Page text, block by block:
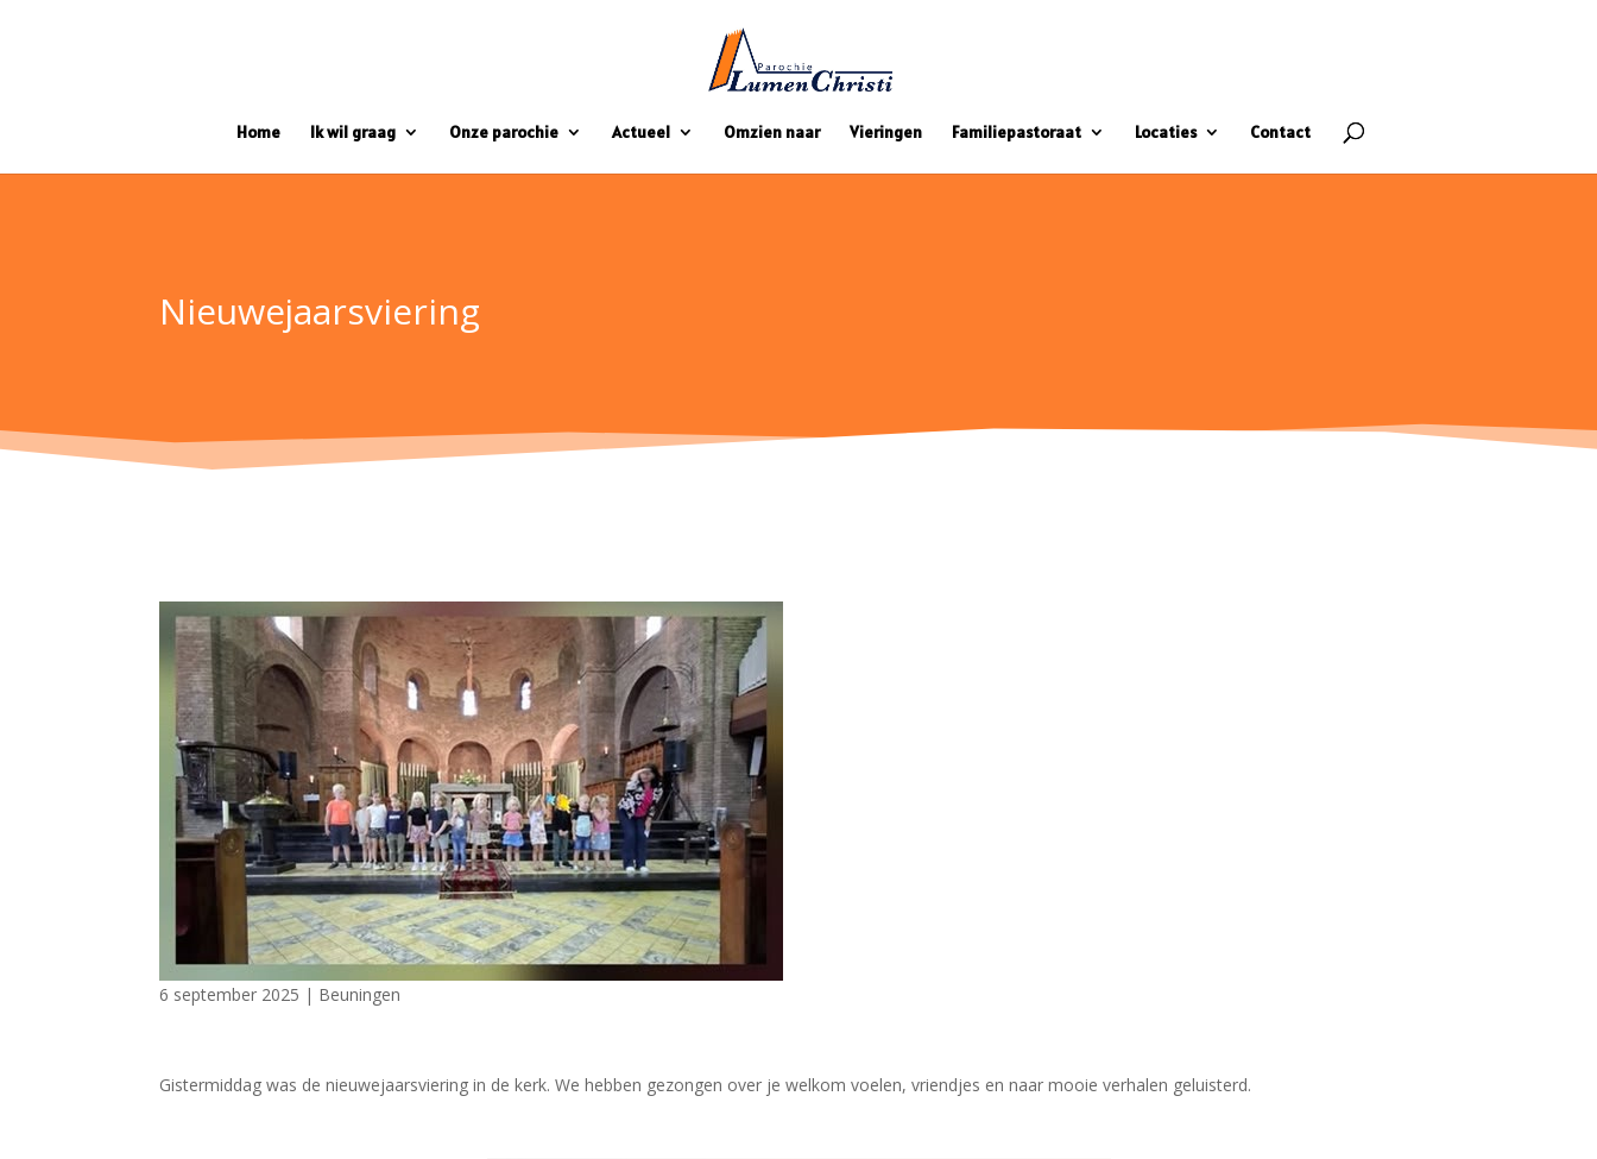
Home Ik wil graag Onze parochie Actueel Omzien naar Vieringen Familiepastoraat Locaties Contact
Nieuwejaarsviering
6 september 2025 | Beuningen
Gistermiddag was de nieuwejaarsviering in de kerk. We hebben gezongen over je welkom voelen, vriendjes en naar mooie verhalen geluisterd.